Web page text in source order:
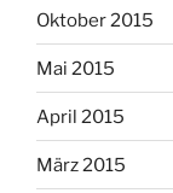
Oktober 2015
Mai 2015
April 2015
März 2015